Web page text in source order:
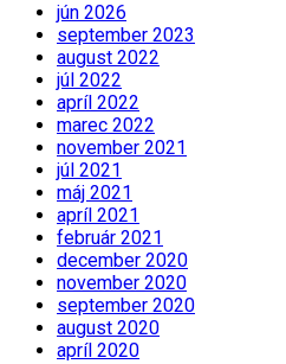
jún 2026
september 2023
august 2022
júl 2022
apríl 2022
marec 2022
november 2021
júl 2021
máj 2021
apríl 2021
február 2021
december 2020
november 2020
september 2020
august 2020
apríl 2020